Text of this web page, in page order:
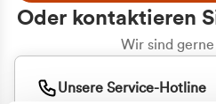
Oder kontaktieren
Wir sind
Unsere Service-Hotline